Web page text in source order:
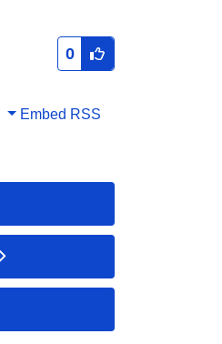
0
Embed RSS